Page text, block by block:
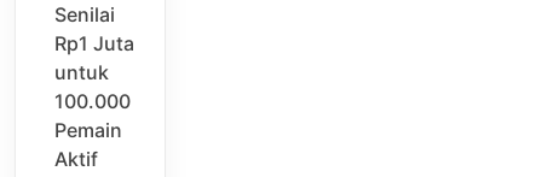
Senilai
Rp1 Juta
untuk
100.000
Pemain
Aktif